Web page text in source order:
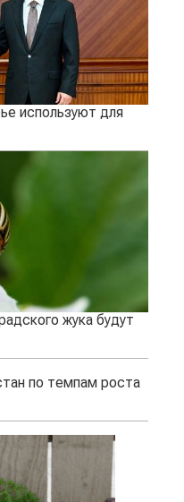
используют для
жука будут
по темпам роста